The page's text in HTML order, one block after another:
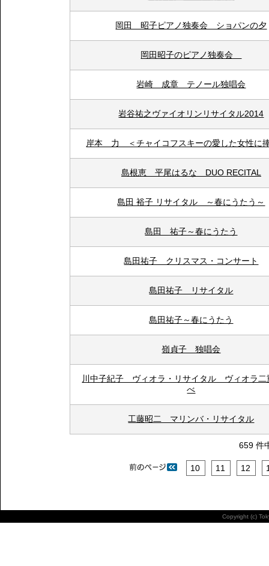
岡田 昭子ピアノ独奏会 ショパンの夕
岡田昭子のピアノ独奏会
岩崎 成章 テノール独唱会
岩谷祐之ヴァイオリンリサイタル2014
岸本 力 ＜チャイコフスキーの愛した女性に
島根恵 平尾はるな DUO RECITAL
島田 裕子 リサイタル ～春にうたう～
島田 祐子～春にうたう
島田祐子 クリスマス・コンサート
島田祐子 リサイタル
島田祐子～春にうたう
嶺貞子 独唱会
川中子紀子 ヴィオラ・リサイタル ヴィオラ二
べ
工藤昭二 マリンバ・リサイタル
659 件
10 11 12
Copyright (c)